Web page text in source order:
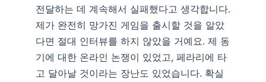
전달하는 데 계속해서 실패했다고 생각합니다.
제가 완전히 망가진 게임을 출시할 것을 알았
다면 절대 인터뷰를 하지 않았을 거예요. 제 동
기에 대한 온라인 논쟁이 있었고, 페라리에 타
고 달아날 것이라는 장난도 있었습니다. 확실